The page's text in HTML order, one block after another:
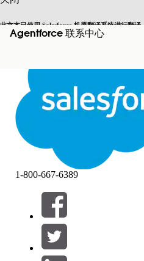
此文本已使用 Salesforce 机器翻译系统进行翻
切换为英语 而非现在
关闭关闭
Agentforce 联系中心
筛选器 (0)
选择筛选器
产品区域
1-800-667-6389